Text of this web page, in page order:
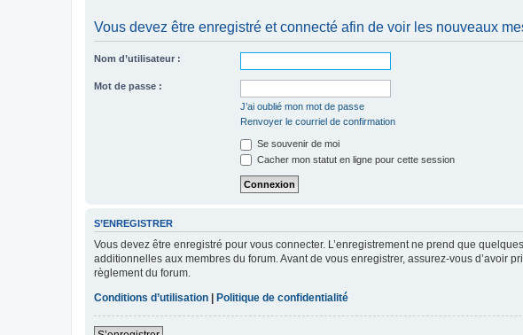
Vous devez être enregistré et connecté afin de voir les nouveaux
Nom d’utilisateur :
Mot de passe :
J’ai oublié mon mot de passe
Renvoyer le courriel de confirmation
Se souvenir de moi
Cacher mon statut en ligne pour cette session
S’ENREGISTRER
Vous devez être enregistré pour vous connecter. L’enregistrement ne prend que
additionnelles aux membres du forum. Avant de vous enregistrer, assurez-vous d’avoir
règlement du forum.
Conditions d’utilisation | Politique de confidentialité